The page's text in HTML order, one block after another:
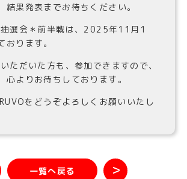
結果発表までお待ちください。
選会＊前半戦は、2025年11月1
おります。
ただいた方も、参加できますので、
心よりお待ちしております。
をどうぞよろしくお願いいたし
一覧へ戻る ＞